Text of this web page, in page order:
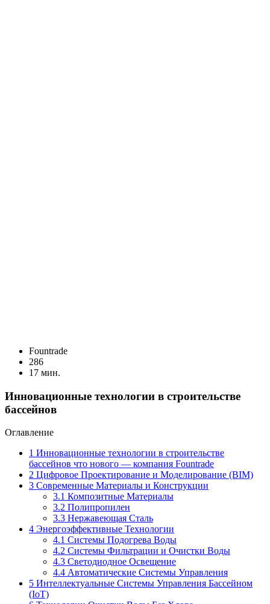
Fоuntrade
286
17 мин.
Инновационные технологии в строительстве
бассейнов
Оглавление
1 Инновационные технологии в строительстве
бассейнов что нового — компания Fountrade
2 Цифровое Проектирование и Моделирование (BIM)
3 Современные Материалы и Конструкции
3.1 Композитные Материалы
3.2 Полипропилен
3.3 Нержавеющая Сталь
4 Энергоэффективные Технологии
4.1 Системы Подогрева Воды
4.2 Системы Фильтрации и Очистки Воды
4.3 Светодиодное Освещение
4.4 Автоматические Системы Управления
5 Интеллектуальные Системы Управления Бассейном
(IoT)